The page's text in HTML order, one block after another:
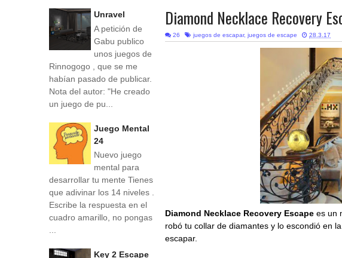
Diamond Necklace Recovery
26 juegos de escapar, juegos de escape 28.3.17
Diamond Necklace Recovery Escape es un
robó tu collar de diamantes y lo escondió en
escapar.
Unravel
A petición de
Gabu publico
unos juegos de
Rinnogogo , que se me
habían pasado de publicar.
Nota del autor: "He creado
un juego de pu...
Juego Mental
24
Nuevo juego
mental para
desarrollar tu mente Tienes
que adivinar los 14 niveles .
Escribe la respuesta en el
cuadro amarillo, no pongas
...
Key 2 Escape